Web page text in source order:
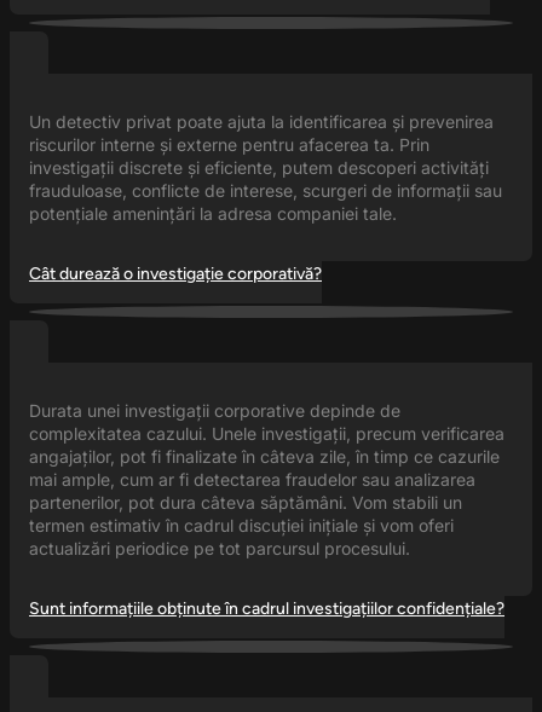
Un detectiv privat poate ajuta la identificarea și prevenirea
riscurilor interne și externe pentru afacerea ta. Prin
investigații discrete și eficiente, putem descoperi activități
frauduloase, conflicte de interese, scurgeri de informații sau
potențiale amenințări la adresa companiei tale.
Cât durează o investigație corporativă?
Durata unei investigații corporative depinde de
complexitatea cazului. Unele investigații, precum verificarea
angajaților, pot fi finalizate în câteva zile, în timp ce cazurile
mai ample, cum ar fi detectarea fraudelor sau analizarea
partenerilor, pot dura câteva săptămâni. Vom stabili un
termen estimativ în cadrul discuției inițiale și vom oferi
actualizări periodice pe tot parcursul procesului.
Sunt informațiile obținute în cadrul investigațiilor confidențiale?